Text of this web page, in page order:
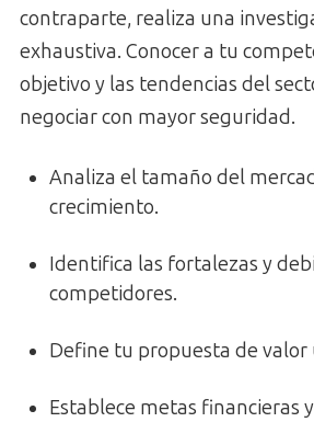
contraparte, realiza una
exhaustiva. Conocer a tu
objetivo y las tendencias del
negociar con mayor seguridad.
Analiza el tamaño del
crecimiento.
Identifica las fortalezas y
competidores.
Define tu propuesta de valor
Establece metas financieras